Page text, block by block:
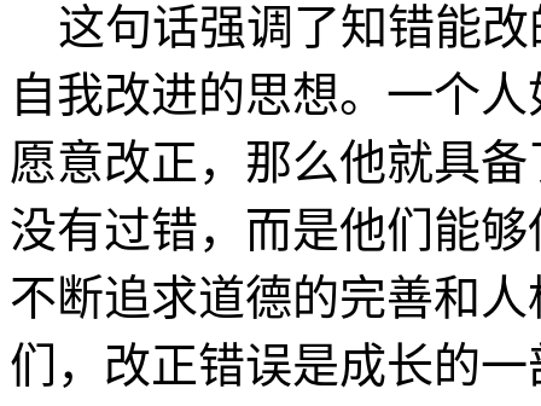
这句话强调了知错能改
自我改进的思想。一个
愿意改正，那么他就具
没有过错，而是他们能
不断追求道德的完善和
们，改正错误是成长的